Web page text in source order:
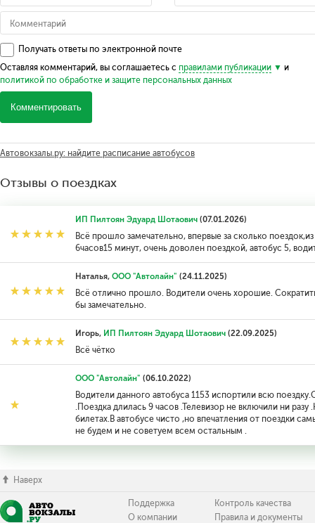
Получать ответы по электронной почте
Оставляя комментарий, вы соглашаетесь с правилами публикации
и
политикой по обработке и защите персональных данных
Комментировать
Автовокзалы.ру: найдите расписание автобусов
Отзывы о поездках
ИП Пилтоян Эдуард Шотаович(07.01.2026)
Всё прошло замечательно, впервые за сколько
6часов15 минут, очень доволен поездкой, автобус 5,
Наталья, ООО "Автолайн" (24.11.2025)
Всё отлично прошло. Водители очень хорошие.
бы замечательно.
Игорь, ИП Пилтоян Эдуард Шотаович(22.09.2025)
Всё чётко
ООО "Автолайн" (06.10.2022)
Водители данного автобуса 1153 испортили всю
.Поездка длилась 9 часов .Телевизор не включили ни
билетах.В автобусе чисто ,но впечатления от поездки
не будем и не советуем всем остальным .
Наверх
Поддержка
О компании
Контроль качества
Правила и документы